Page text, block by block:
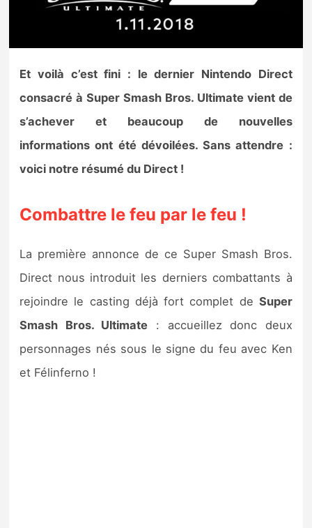
Nintendo Direct
Tests et previews
Tests de jeux
Tests d’accessoires
Autres tests
Previews
Précommandes
Précommandes jeux Switch 2
Sorties de jeux
Bons plans
Et voilà c’est fini : le dernier Nintendo Direct
consacré à Super Smash Bros. Ultimate vient de
s’achever et beaucoup de nouvelles
informations ont été dévoilées. Sans attendre :
voici notre résumé du Direct !
Combattre le feu par le feu !
La première annonce de ce Super Smash Bros.
Direct nous introduit les derniers combattants à
rejoindre le casting déjà fort complet de Super
Smash Bros. Ultimate : accueillez donc deux
personnages nés sous le signe du feu avec Ken
et Félinferno !